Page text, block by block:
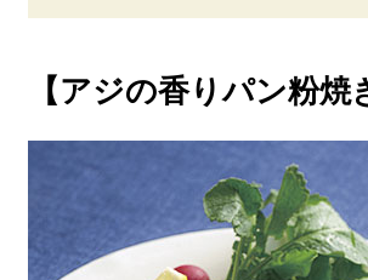
【アジの香りパン粉焼